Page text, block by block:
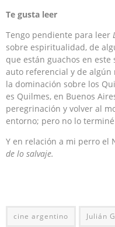
Te gusta leer
Tengo pendiente para leer
sobre espiritualidad, de
que están guachos en este
auto referencial y de algún
la dominación sobre los
es Quilmes, en Buenos
peregrinación y volver al
entorno; pero no lo
Y en relación a mi perro el
de lo salvaje.
cine argentino Julián